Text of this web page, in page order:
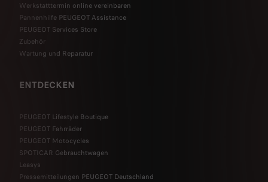
Werkstatttermin online vereinbaren
Pannenhilfe PEUGEOT Assistance
PEUGEOT Services Store
Zubehör
Wartung und Reparatur
ENTDECKEN
PEUGEOT Lifestyle Boutique
PEUGEOT Fahrräder
PEUGEOT Motocycles
SPOTICAR Gebrauchtwagen
Leasys
Pressemitteilungen PEUGEOT Deutschland